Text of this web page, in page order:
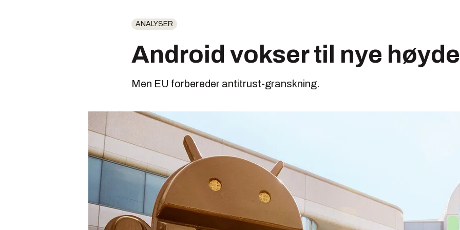
ANALYSER
Android vokser til nye
Men EU forbereder antitrust-granskning.